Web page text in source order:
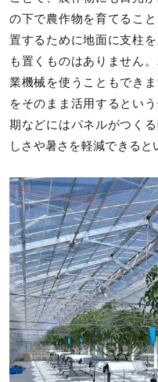
の下で農作物を育てるこ
置するために地面に支柱
も置くものはありません
業機械を使うこともでき
をそのまま活用するとい
期などにはパネルがつく
しさや暑さを軽減できると